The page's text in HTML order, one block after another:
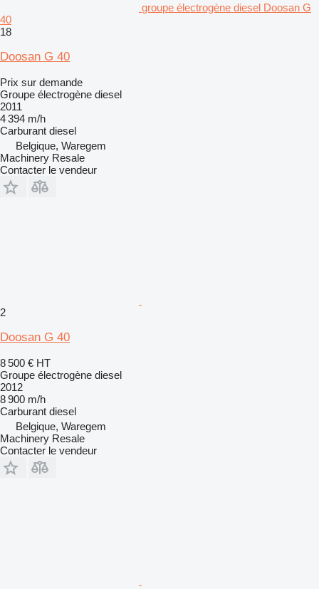
groupe électrogène diesel Doosan G
40
18
Doosan G 40
Prix sur demande
Groupe électrogène diesel
2011
4 394 m/h
Carburant diesel
Belgique, Waregem
Machinery Resale
Contacter le vendeur
2
Doosan G 40
8 500 € HT
Groupe électrogène diesel
2012
8 900 m/h
Carburant diesel
Belgique, Waregem
Machinery Resale
Contacter le vendeur